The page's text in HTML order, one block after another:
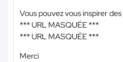
Vous pouvez vous inspirer
*** URL MASQUÉE ***
*** URL MASQUÉE ***
Merci